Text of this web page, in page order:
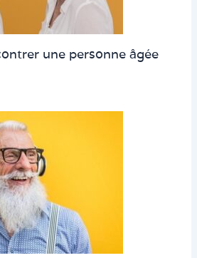
une personne âgée